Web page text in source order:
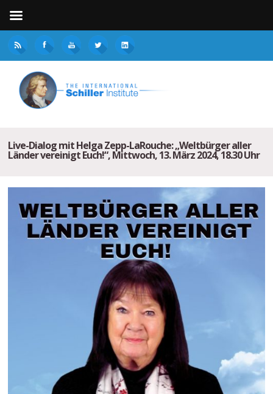
Live-Dialog mit Helga Zepp-LaRouche: „Weltbürger aller
Länder vereinigt Euch!“, Mittwoch, 13. März 2024, 18.30 Uhr